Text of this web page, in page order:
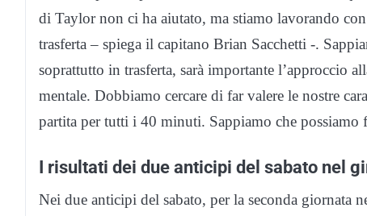
di Taylor non ci ha aiutato, ma stiamo lavorando
trasferta – spiega il capitano Brian Sacchetti -.
soprattutto in trasferta, sarà importante l’approccio
mentale. Dobbiamo cercare di far valere le nostre
partita per tutti i 40 minuti. Sappiamo che possiamo
I risultati dei due anticipi del sabato nel
Nei due anticipi del sabato, per la seconda giornata